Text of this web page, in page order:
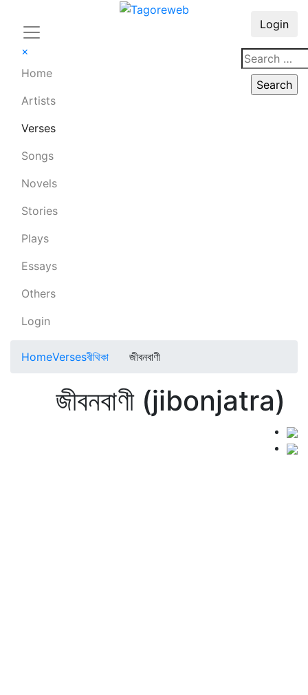
×
Home
Artists
Verses
Songs
Novels
Stories
Plays
Essays
Others
Login
Login
HomeVersesবীথিকা জীবনবাণী
জীবনবাণী (jibonjatra)